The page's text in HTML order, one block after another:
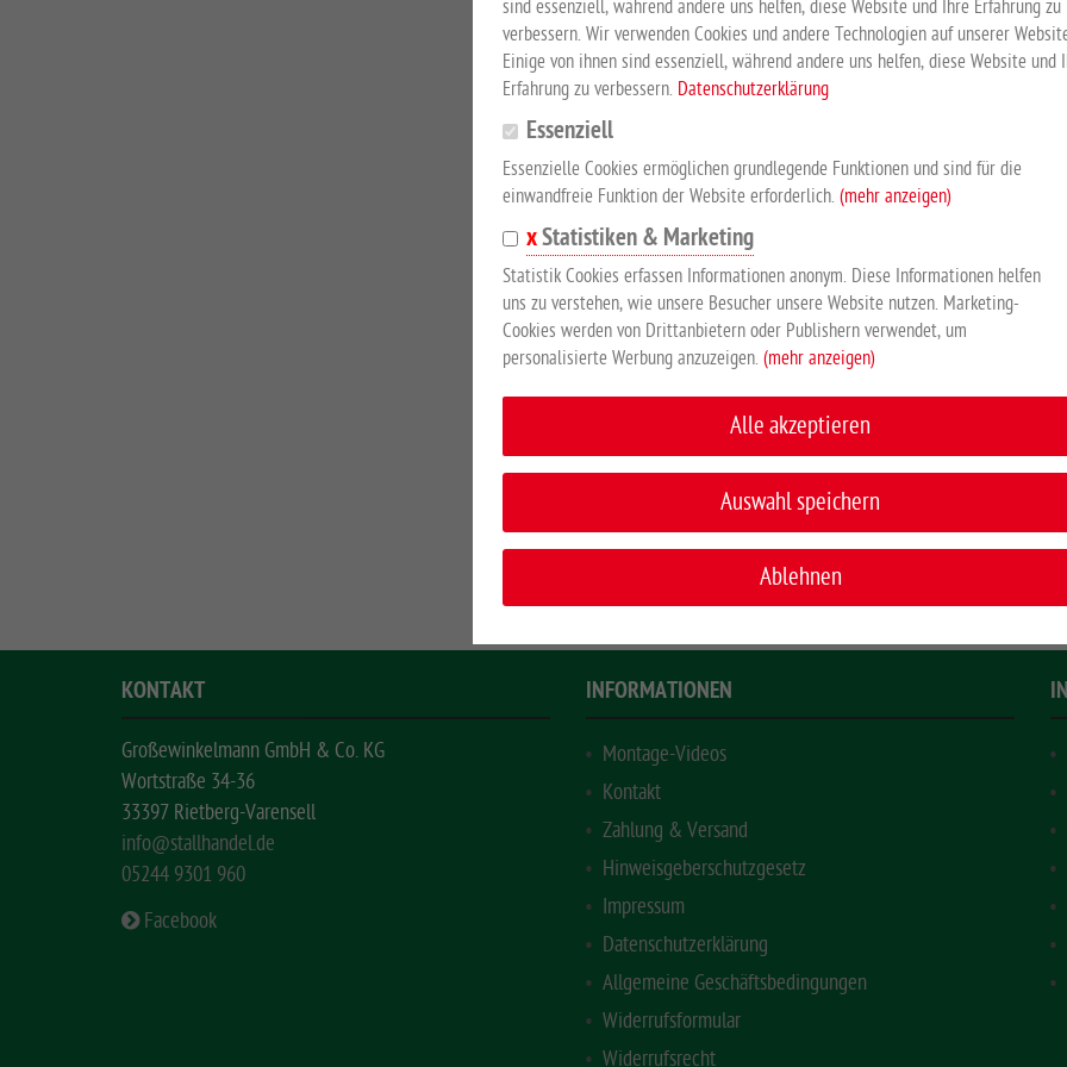
KUNDEN KAUFTEN AUCH
schwenkbar, 1200 -
2300 mm
pro Stück, Farbe:
schwarz
KONTAKT
Großewinkelmann GmbH & Co. KG
Wortstraße 34-36
33397 Rietberg-Varensell
info@stallhandel.de
05244 9301 960
Facebook
INFORMATIONEN
Montage-Videos
Kontakt
Zahlung & Versand
Hinweisgeberschutzgesetz
Impressum
Datenschutzerklärung
Allgemeine Geschäftsbedingungen
Widerrufsformular
Widerrufsrecht
sind essenziell, während andere uns helfen, diese Website und Ihre Erfahrung zu
verbessern. Wir verwenden Cookies und andere Technologien auf unserer
Einige von ihnen sind essenziell, während andere uns helfen, diese Website und
Erfahrung zu verbessern. Datenschutzerklärung
Essenziell
Essenzielle Cookies ermöglichen grundlegende Funktionen und sind für die
einwandfreie Funktion der Website erforderlich. (mehr anzeigen)
Statistiken & Marketing
Statistik Cookies erfassen Informationen anonym. Diese Informationen helfen
uns zu verstehen, wie unsere Besucher unsere Website nutzen. Marketing-
Cookies werden von Drittanbietern oder Publishern verwendet, um
personalisierte Werbung anzuzeigen. (mehr anzeigen)
Alle akzeptieren
Auswahl speichern
Ablehnen